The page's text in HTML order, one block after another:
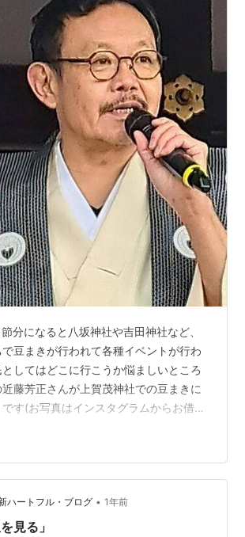
分になると八坂神社や吉田神社など、
豆まきが行われて各種イベントが行わ
してはどこに行こうか悩ましいところ
藤芳正さんが上賀茂神社での豆まきに
す(お写真はインスタグラムからお借り
シェアした投稿 なんで近藤芳正さん
もいらっしゃるようですが、数年前か
にお住まいなのです。最近は映画やグ
都でのお仕事が多いですよね。 otaku-
KBS｢おやじ京都呑み…
ハートフル・ブログ • 1年前
見る」